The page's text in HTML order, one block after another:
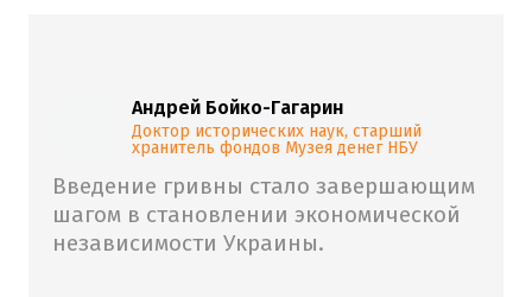
Андрей Бойко-Гагарин
Доктор исторических наук, старший
хранитель фондов Музея денег НБУ
Введение гривны стало завершающим
шагом в становлении экономической
независимости Украины.